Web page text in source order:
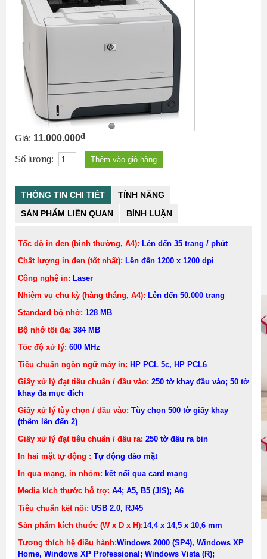
Giá: 11.000.000đ
Số lượng:
THÔNG TIN CHI TIẾT
TÍNH NĂNG
SẢN PHẨM LIÊN QUAN
BÌNH LUẬN
Tốc độ in đen (bình thường, A4): Lên đến 35 trang / phút
Chất lượng in đen (tốt nhất): Lên đến 1200 x 1200 dpi
Công nghệ in: Laser
Nhiệm vụ chu kỳ (hàng tháng, A4): Lên đến 50.000 trang
Standard bộ nhớ: 128 MB
Bộ nhớ tối đa: 384 MB
Tốc độ xử lý: 600 MHz
Tiêu chuẩn ngôn ngữ máy in: HP PCL 5c, HP PCL6
Giấy xử lý đạt tiêu chuẩn / đầu vào: 250 tờ khay đầu vào; 50 tờ
khay đa mục đích
Giấy xử lý tùy chọn / đầu vào: Tùy chọn 500 tờ giấy khay
(thêm lên đến 2)
Giấy xử lý đạt tiêu chuẩn / đầu ra: 250 tờ đầu ra bin
In hai mặt tự động : Tự động đảo mặt
In qua mạng, in nhóm: kết nối qua card mạng
Media kích thước hỗ trợ: A4; A5, B5 (JIS); A6
Tiêu chuẩn kết nối: USB 2.0, RJ45
Sản phẩm kích thước (W x D x H):14,4 x 14,5 x 10,6 mm
Tương thích hệ điều hành:Windows 2000 (SP4), Windows XP
Home, Windows XP Professional; Windows Vista (R);